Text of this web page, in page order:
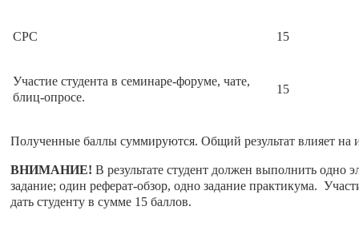
СРС 15
Участие студента в семинаре-форуме, чате,
блиц-опросе.
15
Полученные баллы суммируются. Общий результат влияет на
ВНИМАНИЕ! В результате студент должен выполнить одно
задание; один реферат-обзор, одно задание практикума.
дать студенту в сумме 15 баллов.